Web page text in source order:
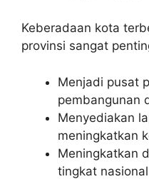
Keberadaan kota
provinsi sangat
Menjadi pusat
pembangunan
Menyediakan
meningkatkan
Meningkatkan
tingkat